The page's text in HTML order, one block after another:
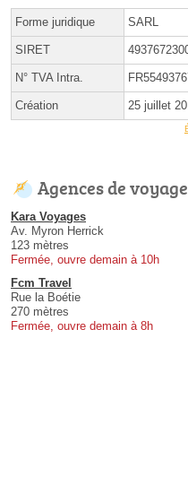
Forme juridique SARL
SIRET
N° TVA Intra.
Création 25 juillet
Agences de
Kara Voyages
Av. Myron Herrick
123 mètres
Fermée, ouvre demain à 10h
Fcm Travel
Rue la Boétie
270 mètres
Fermée, ouvre demain à 8h